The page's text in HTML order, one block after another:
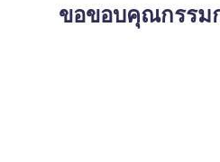
ขอขอบคุณกรรม